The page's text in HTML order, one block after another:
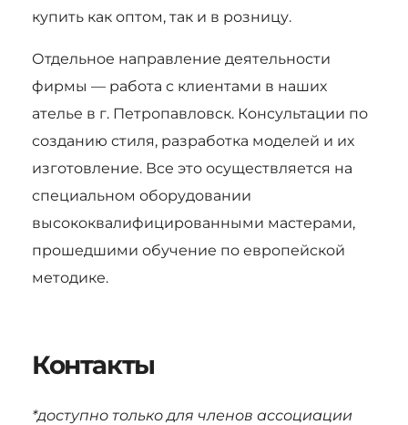
купить как оптом, так и в розницу.
Отдельное направление деятельности
фирмы — работа с клиентами в наших
ателье в г. Петропавловск. Консультации по
созданию стиля, разработка моделей и их
изготовление. Все это осуществляется на
специальном оборудовании
высококвалифицированными мастерами,
прошедшими обучение по европейской
методике.
Контакты
*доступно только для членов ассоциации